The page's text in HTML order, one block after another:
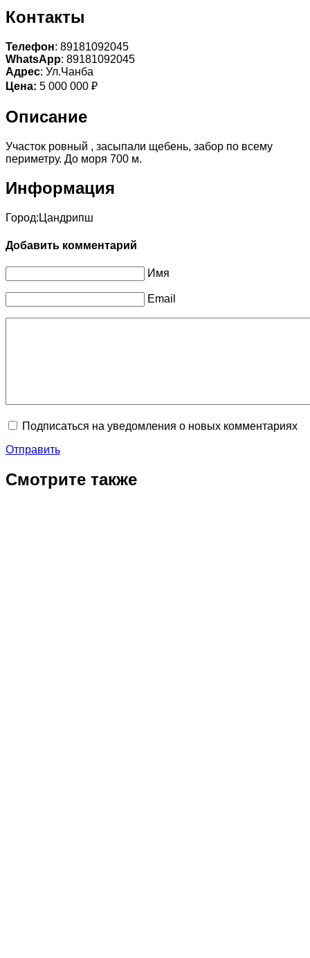
Контакты
Телефон: 89181092045
WhatsApp: 89181092045
Адрес: Ул.Чанба
Цена: 5 000 000 ₽
Описание
Участок ровный , засыпали щебень, забор по всему
периметру. До моря 700 м.
Информация
Город: Цандрипш
Добавить комментарий
Имя
Email
Подписаться на уведомления о новых комментариях
Отправить
Смотрите также